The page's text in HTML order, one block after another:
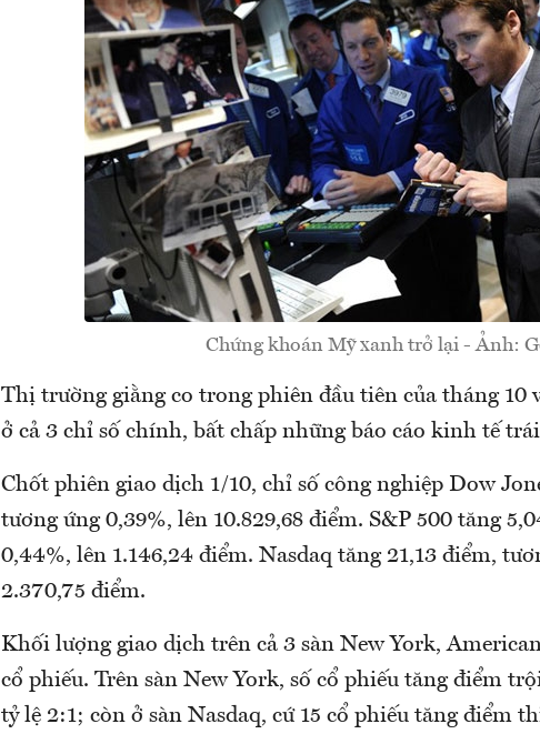
Chứng khoán Mỹ xanh trở lại - Ảnh:
Thị trường giằng co trong phiên đầu tiên của tháng 10
ở cả 3 chỉ số chính, bất chấp những báo cáo kinh tế
Chốt phiên giao dịch 1/10, chỉ số công nghiệp Dow
tương ứng 0,39%, lên 10.829,68 điểm. S&P 500 tăng
0,44%, lên 1.146,24 điểm. Nasdaq tăng 21,13 điểm,
2.370,75 điểm.
Khối lượng giao dịch trên cả 3 sàn New York,
cổ phiếu. Trên sàn New York, số cổ phiếu tăng điểm
tỷ lệ 2:1; còn ở sàn Nasdaq, cứ 15 cổ phiếu tăng điểm